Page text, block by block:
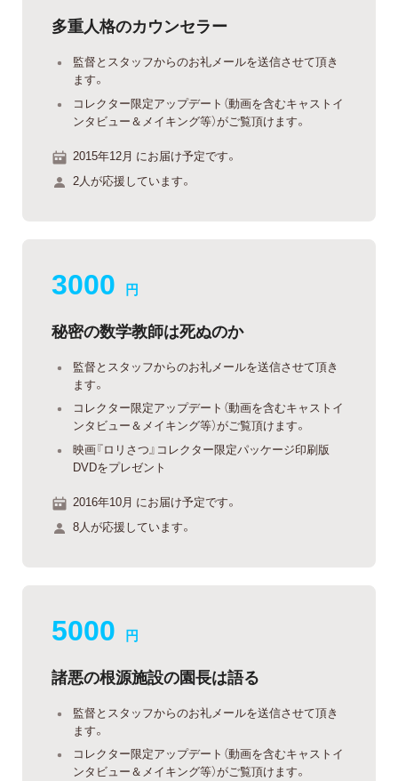
多重人格のカウンセラー
監督とスタッフからのお礼メールを送信させて頂き
ます。
コレクター限定アップデート（動画を含むキャストイ
ンタビュー＆メイキング等）がご覧頂けます。
2015年12月 にお届け予定です。
2人が応援しています。
3000 円
秘密の数学教師は死ぬのか
監督とスタッフからのお礼メールを送信させて頂き
ます。
コレクター限定アップデート（動画を含むキャストイ
ンタビュー＆メイキング等）がご覧頂けます。
映画『ロリさつ』コレクター限定パッケージ印刷版
DVDをプレゼント
2016年10月 にお届け予定です。
8人が応援しています。
5000 円
諸悪の根源施設の園長は語る
監督とスタッフからのお礼メールを送信させて頂き
ます。
コレクター限定アップデート（動画を含むキャストイ
ンタビュー＆メイキング等）がご覧頂けます。